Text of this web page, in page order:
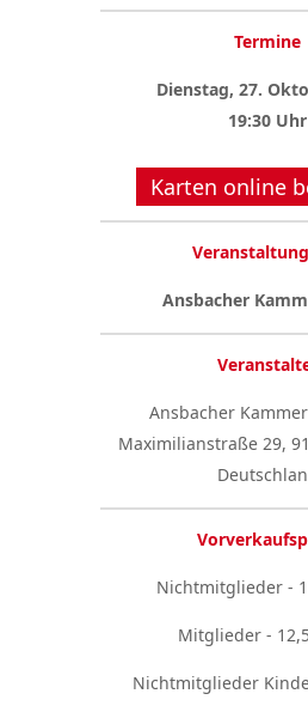
Termine
Dienstag, 27.
19:30 Uhr
Karten online
Ansbacher
Ansbacher
Maximilianstraße 29,
Nichtmitglieder -
Mitglieder -
Nichtmitglieder